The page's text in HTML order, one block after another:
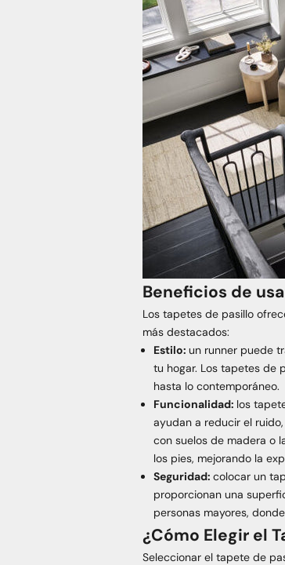
Beneficios de
Los tapetes de pasillo
más destacados:
Estilo: un runner puede
tu hogar. Los tapetes de
hasta lo contemporáneo.
Funcionalidad: los
ayudan a reducir el
con suelos de madera o
los pies, mejorando la
Seguridad: colocar un
proporcionan una
personas mayores,
¿Cómo Elegir el
Seleccionar el tapete de